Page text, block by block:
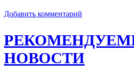
Добавить комментарий
НОВОСТИ